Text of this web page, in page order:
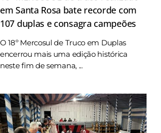
em Santa Rosa bate recorde com
107 duplas e consagra campeões
O 18º Mercosul de Truco em Duplas
encerrou mais uma edição histórica
neste fim de semana, ...